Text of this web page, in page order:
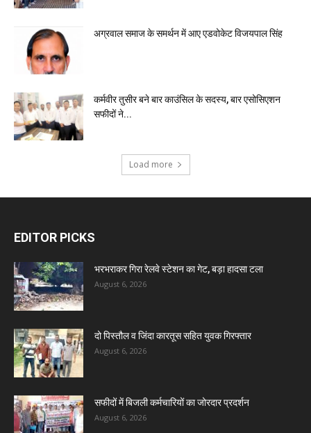
अग्रवाल समाज के समर्थन में आए एडवोकेट विजयपाल सिंह
कर्मवीर तुसीर बने बार काउंसिल के सदस्य, बार एसोसिएशन
सफीदों ने...
Load more
EDITOR PICKS
भरभराकर गिरा रेलवे स्टेशन का गेट, बड़ा हादसा टला
August 6, 2026
दो पिस्तौल व जिंदा कारतूस सहित युवक गिरफ्तार
August 6, 2026
सफीदों में बिजली कर्मचारियों का जोरदार प्रदर्शन
August 6, 2026